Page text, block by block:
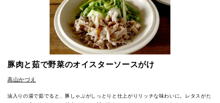
豚肉と茹で野菜のオイスターソースがけ
高山かづえ
油入りの湯で茹でると、豚しゃぶがしっとりと仕上がりリッチな味わいに。レタスがた